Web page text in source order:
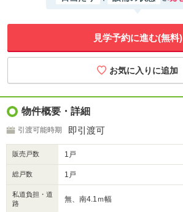
見学予約に進む(無料)
物件概要・詳細
引渡可能時期 即引渡可
販売戸数 1戸
総戸数 1戸
私道負担・道
路
無、南4.1ｍ幅